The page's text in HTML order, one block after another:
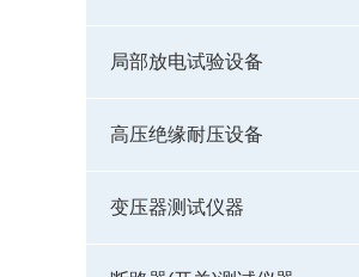
局部放电试验设备
高压绝缘耐压设备
变压器测试仪器